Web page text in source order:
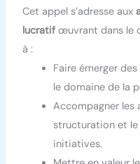
Cet appel s’adresse aux
lucratif œuvrant dans le
à :
Faire émerger
le domaine de la
Accompagner les
structuration et
initiatives.